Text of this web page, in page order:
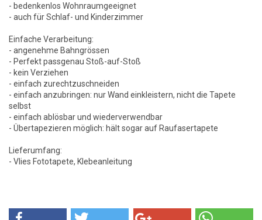
- bedenkenlos Wohnraumgeeignet
- auch für Schlaf- und Kinderzimmer
Einfache Verarbeitung:
- angenehme Bahngrössen
- Perfekt passgenau Stoß-auf-Stoß
- kein Verziehen
- einfach zurechtzuschneiden
- einfach anzubringen: nur Wand einkleistern, nicht die Tapete
selbst
- einfach ablösbar und wiederverwendbar
- Übertapezieren möglich: hält sogar auf Raufasertapete
Lieferumfang:
- Vlies Fototapete, Klebeanleitung